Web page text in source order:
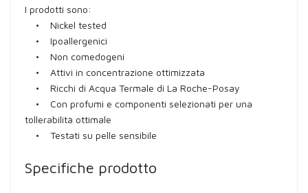
I prodotti sono:
• Nickel tested
• Ipoallergenici
• Non comedogeni
• Attivi in concentrazione ottimizzata
• Ricchi di Acqua Termale di La Roche-Posay
• Con profumi e componenti selezionati per una
tollerabilità ottimale
• Testati su pelle sensibile
Specifiche prodotto